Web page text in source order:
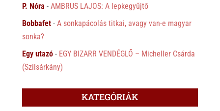
P. Nóra - AMBRUS LAJOS: A lepkegyűjtő
Bobbafet- A sonkapácolás titkai, avagy van-e magyar
sonka?
Egy utazó- EGY BIZARR VENDÉGLŐ – Micheller Csárda
(Szilsárkány)
KATEGÓRIÁK